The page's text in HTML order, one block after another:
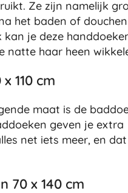
Ze zijn namelijk
het baden of
kan je deze
natte haar heen
110 cm
maat is de
geven je extra
net iets meer, en
70 x 140 cm
om ervoor te zorgen dat
instemt.